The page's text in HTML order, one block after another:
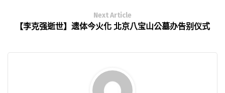
Next Article
【李克强逝世】遗体今火化 北京八宝山公墓办告别仪式